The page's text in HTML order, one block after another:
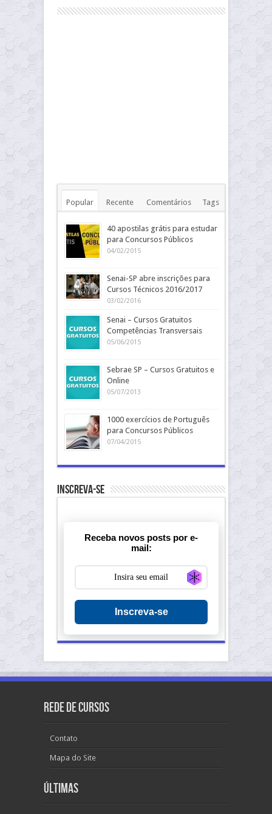
Popular Recente Comentários Tags
40 apostilas grátis para estudar
para Concursos Públicos
04/02/2015
Senai-SP abre inscrições para
Cursos Técnicos 2016/2017
03/02/2016
Senai – Cursos Gratuitos
Competências Transversais
05/06/2015
Sebrae SP – Cursos Gratuitos e
Online
05/07/2013
1000 exercícios de Português
para Concursos Públicos
07/04/2015
Inscreva-se
Receba novos posts por e-
mail:
Generate new
Inscreva-se
Rede de Cursos
Contato
Mapa do Site
Últimas